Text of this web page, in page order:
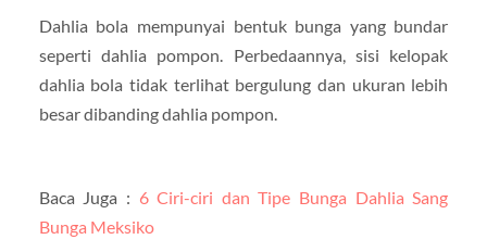
Dahlia bola mempunyai bentuk bunga yang bundar
seperti dahlia pompon. Perbedaannya, sisi kelopak
dahlia bola tidak terlihat bergulung dan ukuran lebih
besar dibanding dahlia pompon.
Baca Juga : 6 Ciri-ciri dan Tipe Bunga Dahlia Sang
Bunga Meksiko